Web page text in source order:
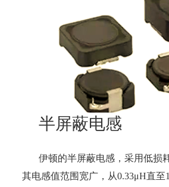
半屏蔽电感
伊顿的半屏蔽电感，采用低损
其电感值范围宽广，从0.33μH直